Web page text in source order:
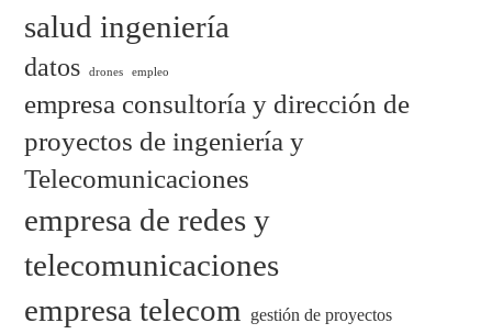
salud ingeniería
datos drones empleo
empresa consultoría y dirección de
proyectos de ingeniería y
Telecomunicaciones
empresa de redes y
telecomunicaciones
empresa telecom
gestión de proyectos